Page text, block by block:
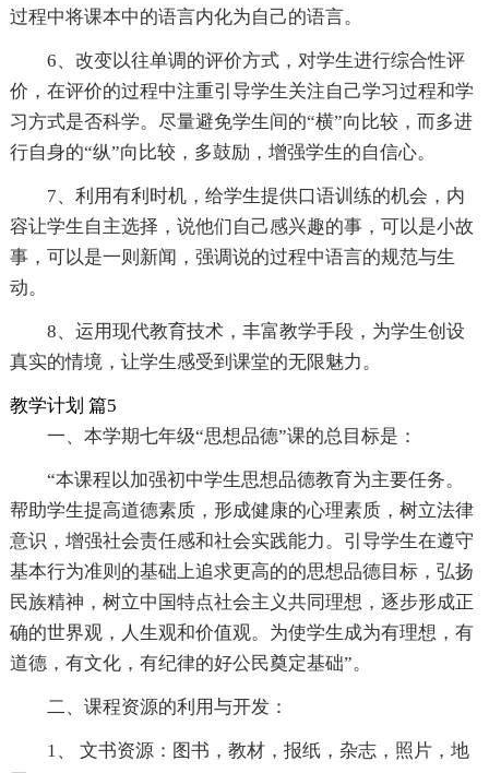
过程中将课本中的语言内化为自己的语言。
6、改变以往单调的评价方式，对学生进行综合性评
价，在评价的过程中注重引导学生关注自己学习过程和学
习方式是否科学。尽量避免学生间的“横”向比较，而多进
行自身的“纵”向比较，多鼓励，增强学生的自信心。
7、利用有利时机，给学生提供口语训练的机会，内
容让学生自主选择，说他们自己感兴趣的事，可以是小故
事，可以是一则新闻，强调说的过程中语言的规范与生
动。
8、运用现代教育技术，丰富教学手段，为学生创设
真实的情境，让学生感受到课堂的无限魅力。
教学计划 篇5
一、本学期七年级“思想品德”课的总目标是：
“本课程以加强初中学生思想品德教育为主要任务。
帮助学生提高道德素质，形成健康的心理素质，树立法律
意识，增强社会责任感和社会实践能力。引导学生在遵守
基本行为准则的基础上追求更高的的思想品德目标，弘扬
民族精神，树立中国特点社会主义共同理想，逐步形成正
确的世界观，人生观和价值观。为使学生成为有理想，有
道德，有文化，有纪律的好公民奠定基础”。
二、课程资源的利用与开发：
1、 文书资源：图书，教材，报纸，杂志，照片，地